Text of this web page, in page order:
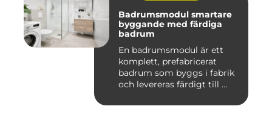
Badrumsmodul smartare
byggande med färdiga
badrum
En badrumsmodul är ett
komplett, prefabricerat
badrum som byggs i fabrik
och levereras färdigt till ...